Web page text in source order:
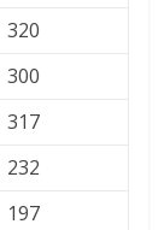
320
300
317
232
197